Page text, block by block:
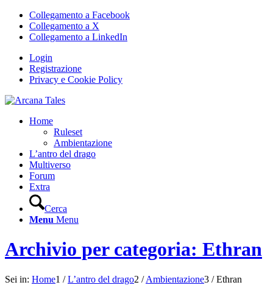
Collegamento a Facebook
Collegamento a X
Collegamento a LinkedIn
Login
Registrazione
Privacy e Cookie Policy
Home
Ruleset
Ambientazione
L’antro del drago
Multiverso
Forum
Extra
Cerca
Menu Menu
Archivio per categoria: Ethran
Sei in: Home1 / L’antro del drago2 / Ambientazione3 / Ethran